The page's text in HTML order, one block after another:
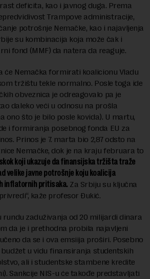
deficita, kao i javnog duga. Prema
Trampove administracije,
potrošnje Nemačke, kao i najavljenja
su kombinacija koja može čak i
fond (MMF) da natera da reaguje.
će Nemačka formirati koalicionu Vladu
tržištu tekle normalno. Posle toga ide
obveznica je odreagovalo pa je
daleko veći u odnosu na prošla
ono što je bilo posle kovida). U martu,
i formiranja posebnog fonda EU za
Prinos je 7. marta bio 2,87 odsto na
Nemačke, dok je na kraju februara to
koji ukazuje da finansijska tržišta traže
velike javne potrošnje koju koalicija
inflatornih pritisaka. Za Srbiju su ključna
kaže profesor Đukić.
rundu zaduživanja od 20 milijardi dinara
da je i prethodna probila najavljeni
da se i ova emsiija proširi. Posebno
u vidu finansiranja studentskih
ali i studentske stambene kredite
Sankcije NIS-u će takođe predstavljati